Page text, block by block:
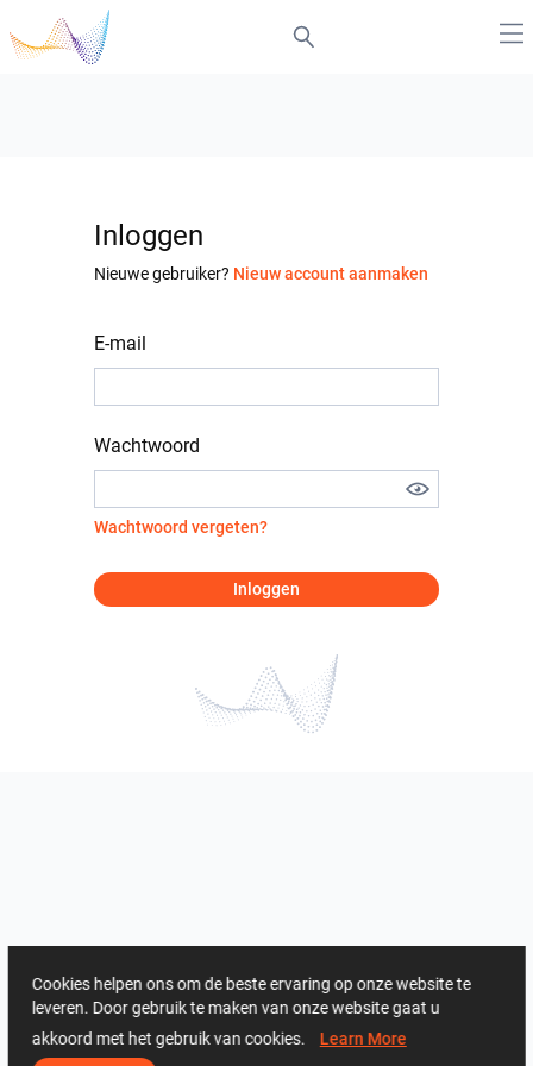
Inloggen
Nieuwe gebruiker? Nieuw account aanmaken
E-mail
Wachtwoord
Wachtwoord vergeten?
Inloggen
Cookies helpen ons om de beste ervaring op onze website te
leveren. Door gebruik te maken van onze website gaat u
akkoord met het gebruik van cookies. Learn More